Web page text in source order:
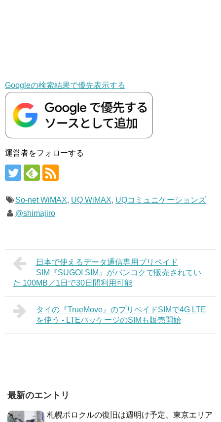
Googleの検索結果で優先表示する
運営者をフォローする
So-net WiMAX, UQ WiMAX, UQコミュニケーションズ
@shimajiro
日本で使えるデータ通信専用プリペイド
SIM『SUGOI SIM』がバンコクで販売されてい
た 100MB／1日で30日間利用可能
タイの『TrueMove』のプリペイドSIMで4G LTE
を使う - LTEパッケージのSIMも販売開始
最新のエントリ
札幌ポロクルの復旧は週明け予定、東京エリア